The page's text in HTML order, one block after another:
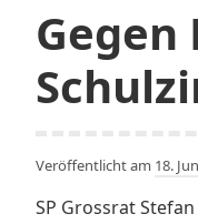
Gegen
Veröffentlicht am 18.
SP Grossrat